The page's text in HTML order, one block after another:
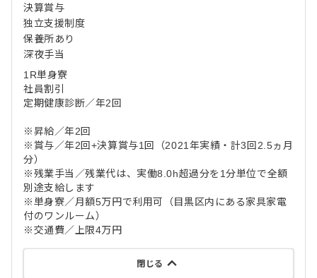
決算賞与
独立支援制度
保養所あり
深夜手当
1R単身寮
社員割引
定期健康診断／年2回
※昇給／年2回
※賞与／年2回+決算賞与1回（2021年実績・計3回2.5ヵ月
分）
※残業手当／残業代は、実働8.0h超過分を1分単位で全額
別途支給します
※単身寮／月額5万円で利用可（目黒区内にある家具家電
付のワンルーム）
※交通費／上限4万円
閉じる